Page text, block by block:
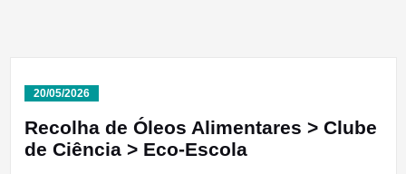
20/05/2026
Recolha de Óleos Alimentares > Clube
de Ciência > Eco-Escola